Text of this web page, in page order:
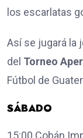
los escarlatas
Así se jugará la
del Torneo
Fútbol de
SÁBADO
15:00 Cobán